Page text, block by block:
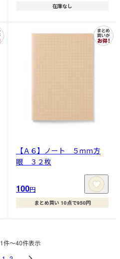
在庫なし
【Ａ６】ノート ５ｍｍ方
眼 ３２枚
100円
まとめ買い 10点で950円
1件〜40件表示